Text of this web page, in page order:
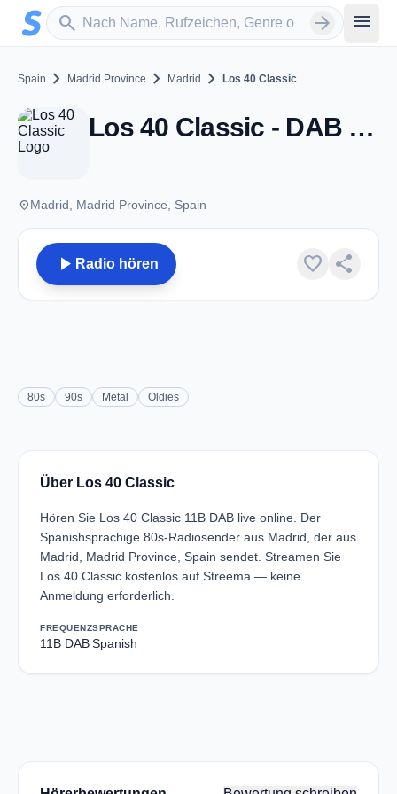
Zum Hauptinhalt springen
search
Sender suchen arrow_forward menu
Spain chevron_right Madrid Province chevron_right Madrid chevron_right Los 40 Classic
Los 40 Classic - DAB 11B - Madrid
placeMadrid, Madrid Province, Spain
play_arrow Radio hören favorite share
80s 90s Metal Oldies
Über Los 40 Classic
Hören Sie Los 40 Classic 11B DAB live online. Der
Spanishsprachige 80s-Radiosender aus Madrid, der aus
Madrid, Madrid Province, Spain sendet. Streamen Sie
Los 40 Classic kostenlos auf Streema — keine
Anmeldung erforderlich.
FREQUENZ
11B DAB
SPRACHE
Spanish